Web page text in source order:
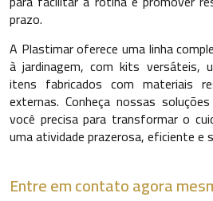
independentemente do porte da área
Como montar um
de acessórios?
A montagem de um conjunto
principais atividades realizadas
vegetação mais ornamental, por
maior precisão no corte e no controle
prazo.
A Plastimar oferece uma linha
à jardinagem, com kits versáteis,
itens fabricados com materiais
externas. Conheça nossas
você precisa para transformar o
uma atividade prazerosa, eficiente e
Entre em contato agora